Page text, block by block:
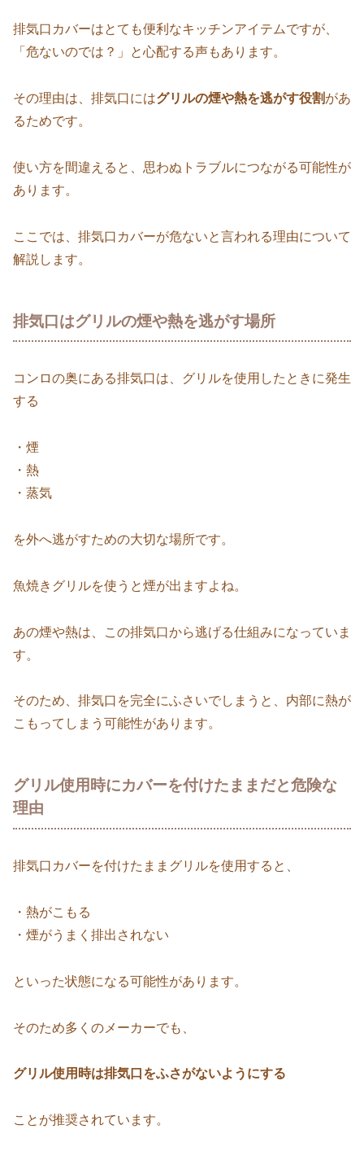
排気口カバーはとても便利なキッチンアイテムですが、
「危ないのでは？」と心配する声もあります。
その理由は、排気口にはグリルの煙や熱を逃がす役割があ
るためです。
使い方を間違えると、思わぬトラブルにつながる可能性が
あります。
ここでは、排気口カバーが危ないと言われる理由について
解説します。
排気口はグリルの煙や熱を逃がす場所
コンロの奥にある排気口は、グリルを使用したときに発生
する
・煙
・熱
・蒸気
を外へ逃がすための大切な場所です。
魚焼きグリルを使うと煙が出ますよね。
あの煙や熱は、この排気口から逃げる仕組みになっていま
す。
そのため、排気口を完全にふさいでしまうと、内部に熱が
こもってしまう可能性があります。
グリル使用時にカバーを付けたままだと危険な
理由
排気口カバーを付けたままグリルを使用すると、
・熱がこもる
・煙がうまく排出されない
といった状態になる可能性があります。
そのため多くのメーカーでも、
グリル使用時は排気口をふさがないようにする
ことが推奨されています。